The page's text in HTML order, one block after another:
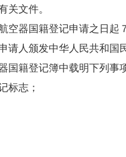
文件。
器国籍登记申请之日起
请人颁发中华人民共和
籍登记簿中载明下列事
志；